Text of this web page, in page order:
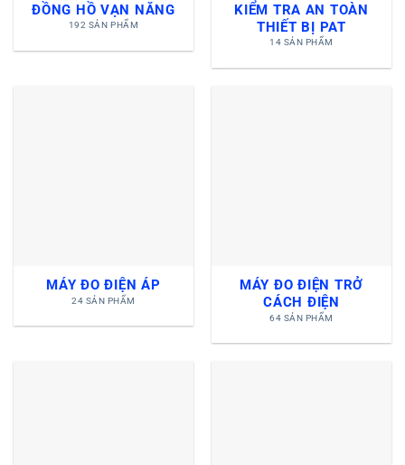
ĐỒNG HỒ VẠN NĂNG
192 SẢN PHẨM
KIỂM TRA AN TOÀN
THIẾT BỊ PAT
14 SẢN PHẨM
MÁY ĐO ĐIỆN ÁP
24 SẢN PHẨM
MÁY ĐO ĐIỆN TRỞ
CÁCH ĐIỆN
64 SẢN PHẨM